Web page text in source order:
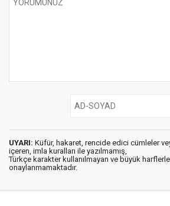
UYARI: Küfür, hakaret, rencide edici cümleler
içeren, imla kuralları ile yazılmamış,
Türkçe karakter kullanılmayan ve büyük
onaylanmamaktadır.